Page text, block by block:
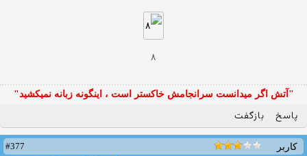
۸
"آتش اگر ميدانست سرانجامش خاكستر است ، اينگونه زبانه نميكشيد"
پاسخ بازگفت
کاربر
#377